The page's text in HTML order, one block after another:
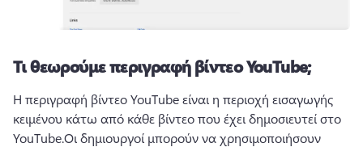
Τι θεωρούμε περιγραφή βίντεο YouTube;
Η περιγραφή βίντεο YouTube είναι η περιοχή εισαγωγής
κειμένου κάτω από κάθε βίντεο που έχει δημοσιευτεί στο
YouTube.Οι δημιουργοί μπορούν να χρησιμοποιήσουν